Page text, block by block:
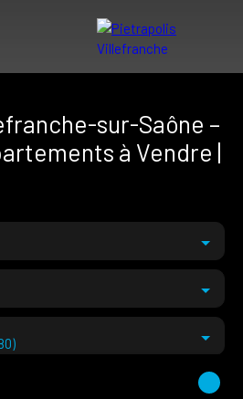
sur-Saône –
à Vendre |